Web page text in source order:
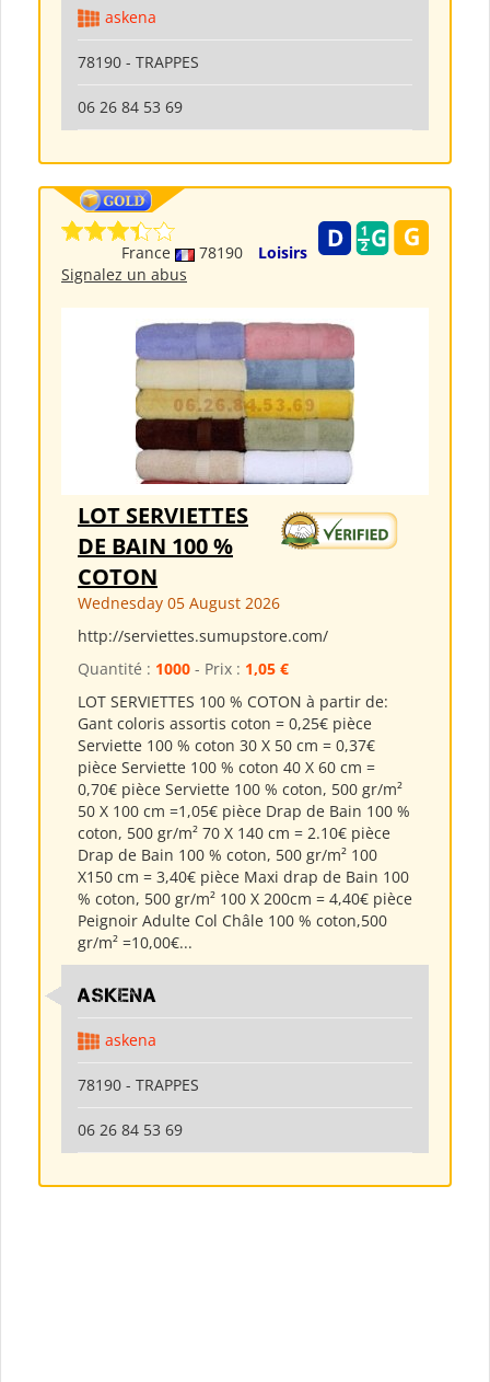
askena
78190 - TRAPPES
06 26 84 53 69
France 78190
Loisirs
Signalez un abus
LOT SERVIETTES
DE BAIN 100 %
COTON
Wednesday 05 August 2026
http://serviettes.sumupstore.com/
Quantité : 1000 - Prix : 1,05 €
LOT SERVIETTES 100 % COTON à partir de:
Gant coloris assortis coton = 0,25€ pièce
Serviette 100 % coton 30 X 50 cm = 0,37€
pièce Serviette 100 % coton 40 X 60 cm =
0,70€ pièce Serviette 100 % coton, 500 gr/m²
50 X 100 cm =1,05€ pièce Drap de Bain 100 %
coton, 500 gr/m² 70 X 140 cm = 2.10€ pièce
Drap de Bain 100 % coton, 500 gr/m² 100
X150 cm = 3,40€ pièce Maxi drap de Bain 100
% coton, 500 gr/m² 100 X 200cm = 4,40€ pièce
Peignoir Adulte Col Châle 100 % coton,500
gr/m² =10,00€...
ASKENA
askena
78190 - TRAPPES
06 26 84 53 69